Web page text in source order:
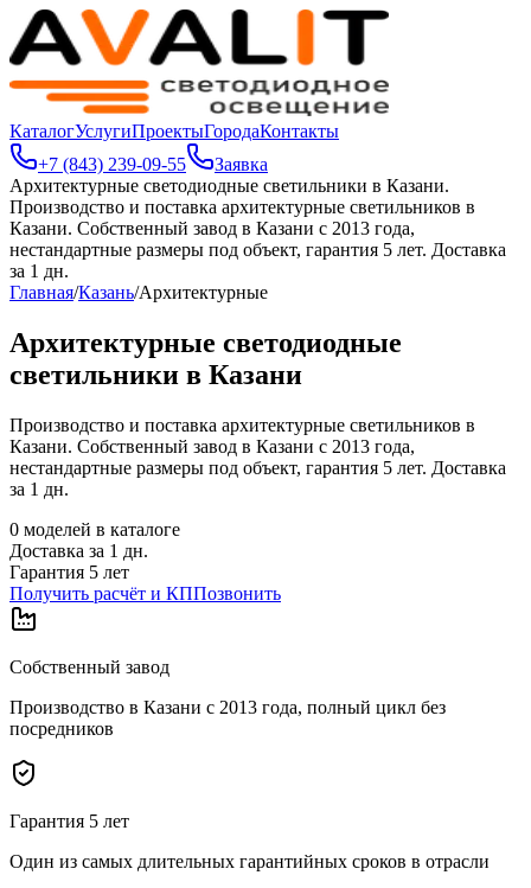
КаталогУслугиПроектыГородаКонтакты
+7 (843) 239-09-55
Заявка
Архитектурные светодиодные светильники в Казани.
Производство и поставка архитектурные светильников в
Казани. Собственный завод в Казани с 2013 года,
нестандартные размеры под объект, гарантия 5 лет. Доставка
за 1 дн.
Главная/Казань/Архитектурные
Архитектурные светодиодные
светильники в Казани
Производство и поставка архитектурные светильников в
Казани. Собственный завод в Казани с 2013 года,
нестандартные размеры под объект, гарантия 5 лет. Доставка
за 1 дн.
0 моделей в каталоге
Доставка за 1 дн.
Гарантия 5 лет
Получить расчёт и КППозвонить
Собственный завод
Производство в Казани с 2013 года, полный цикл без
посредников
Гарантия 5 лет
Один из самых длительных гарантийных сроков в отрасли